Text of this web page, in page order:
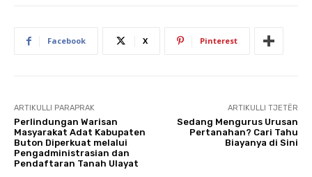
Facebook X Pinterest
ARTIKULLI PARAPRAK
Perlindungan Warisan
Masyarakat Adat Kabupaten
Buton Diperkuat melalui
Pengadministrasian dan
Pendaftaran Tanah Ulayat
ARTIKULLI TJETËR
Sedang Mengurus Urusan
Pertanahan? Cari Tahu
Biayanya di Sini